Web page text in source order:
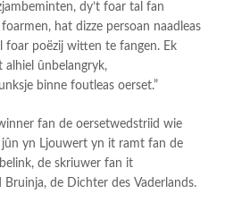
dy’t foar tal fan
hat dizze persoan naadleas
foar poëzij witten te fangen. Ek
ûnbelangryk,
binne foutleas oerset.”
fan de oersetwedstriid wie
yn Ljouwert yn it ramt fan de
de skriuwer fan it
Bruinja, de Dichter des Vaderlands.